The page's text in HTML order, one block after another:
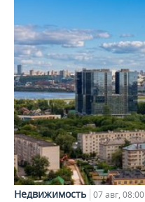
Недвижимость 07 авг, 08:00